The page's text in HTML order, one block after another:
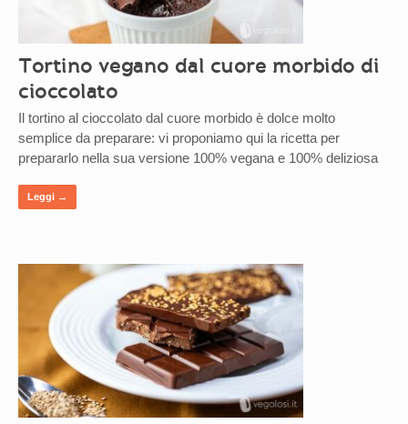
Tortino vegano dal cuore morbido di
cioccolato
Il tortino al cioccolato dal cuore morbido è dolce molto
semplice da preparare: vi proponiamo qui la ricetta per
prepararlo nella sua versione 100% vegana e 100% deliziosa
Leggi →